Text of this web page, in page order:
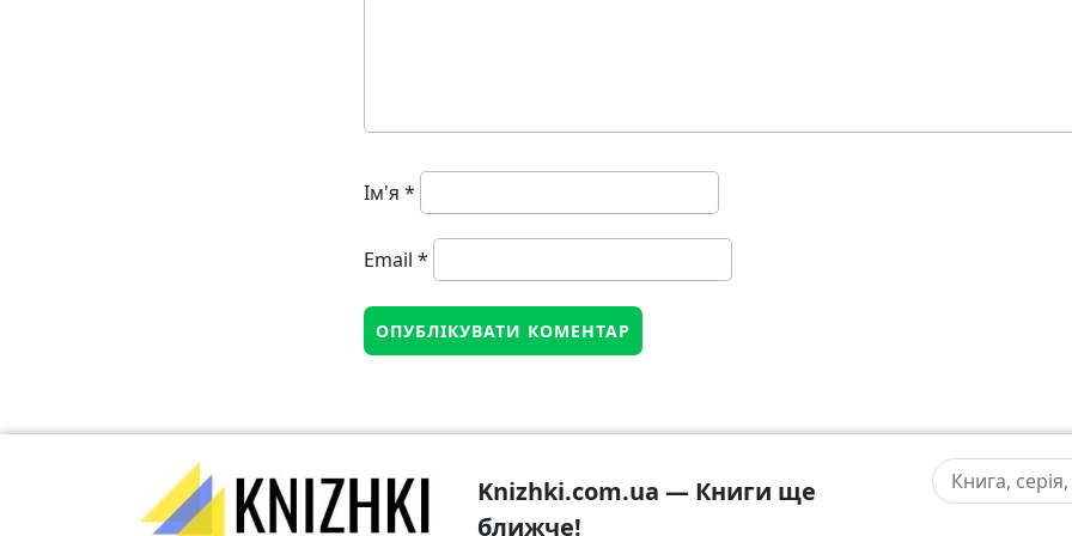
Ім'я *
Email *
Knizhki.com.ua — Книги ще
ближче!